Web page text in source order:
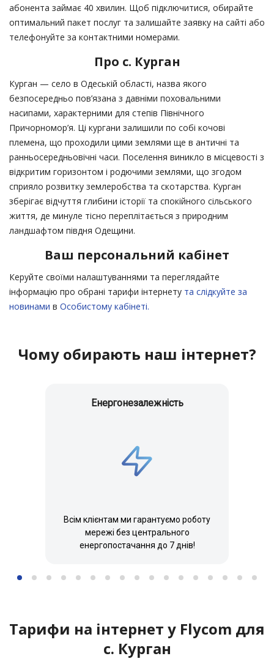
абонента займає 40 хвилин. Щоб підключитися, обирайте
оптимальний пакет послуг та залишайте заявку на сайті або
телефонуйте за контактними номерами.
Про с. Курган
Курган — село в Одеській області, назва якого
безпосередньо пов’язана з давніми поховальними
насипами, характерними для степів Північного
Причорномор’я. Ці кургани залишили по собі кочові
племена, що проходили цими землями ще в античні та
ранньосередньовічні часи. Поселення виникло в місцевості з
відкритим горизонтом і родючими землями, що згодом
сприяло розвитку землеробства та скотарства. Курган
зберігає відчуття глибини історії та спокійного сільського
життя, де минуле тісно переплітається з природним
ландшафтом півдня Одещини.
Ваш персональний кабінет
Керуйте своїми налаштуваннями та переглядайте
інформацію про обрані тарифи інтернету та слідкуйте за
новинами в Особистому кабінеті.
Чому обирають наш інтернет?
Енергонезалежність
Всім клієнтам ми гарантуємо роботу
мережі без центрального
енергопостачання до 7 днів!
Тарифи на інтернет у Flycom для
с. Курган
м. Біляївка. Магазин “MobiLand”, вул. Леніна, 129
с. В.Дальник. Магазин «Магазин», 1-й пров. Шевченка,
с. В.Дальник. Магазин «Подарунки та Квіти», Маяцька